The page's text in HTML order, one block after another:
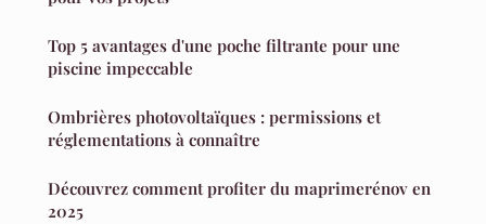
Top 5 avantages d'une poche filtrante pour une
piscine impeccable
Ombrières photovoltaïques : permissions et
réglementations à connaître
Découvrez comment profiter du maprimerénov en
2025